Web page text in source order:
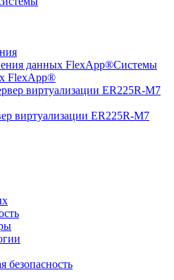
Системы
FlexApp®
виртуализации ER225R-M7
безопасность